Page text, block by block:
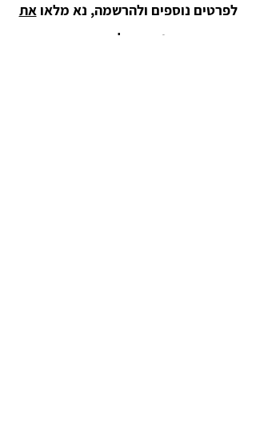
לפרטים נוספים ולהרשמה, נא מלאואת
ונחזור אליכן.ם בהקדם